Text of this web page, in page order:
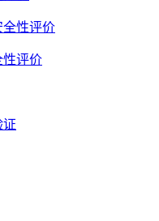
全性评价
性评价
证